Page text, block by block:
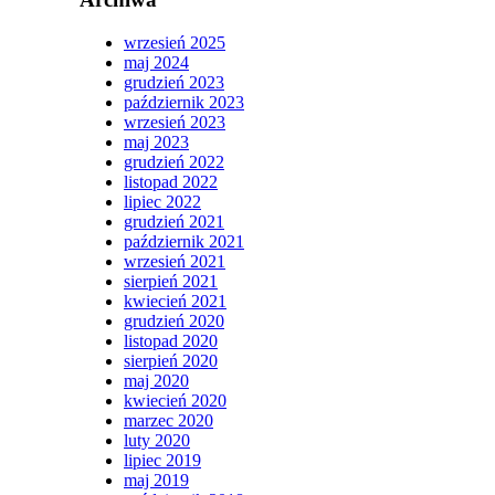
wrzesień 2025
maj 2024
grudzień 2023
październik 2023
wrzesień 2023
maj 2023
grudzień 2022
listopad 2022
lipiec 2022
grudzień 2021
październik 2021
wrzesień 2021
sierpień 2021
kwiecień 2021
grudzień 2020
listopad 2020
sierpień 2020
maj 2020
kwiecień 2020
marzec 2020
luty 2020
lipiec 2019
maj 2019